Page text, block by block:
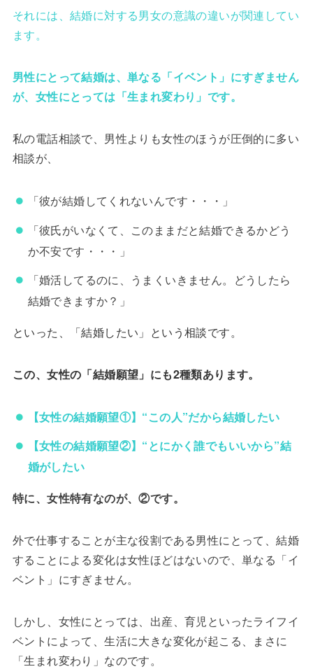
それには、結婚に対する男女の意識の違いが関連してい
ます。
男性にとって結婚は、単なる「イベント」にすぎません
が、女性にとっては「生まれ変わり」です。
私の電話相談で、男性よりも女性のほうが圧倒的に多い
相談が、
「彼が結婚してくれないんです・・・」
「彼氏がいなくて、このままだと結婚できるかどう
か不安です・・・」
「婚活してるのに、うまくいきません。どうしたら
結婚できますか？」
といった、「結婚したい」という相談です。
この、女性の「結婚願望」にも2種類あります。
【女性の結婚願望①】“この人”だから結婚したい
【女性の結婚願望②】“とにかく誰でもいいから”結
婚がしたい
特に、女性特有なのが、②です。
外で仕事することが主な役割である男性にとって、結婚
することによる変化は女性ほどはないので、単なる「イ
ベント」にすぎません。
しかし、女性にとっては、出産、育児といったライフイ
ベントによって、生活に大きな変化が起こる、まさに
「生まれ変わり」なのです。